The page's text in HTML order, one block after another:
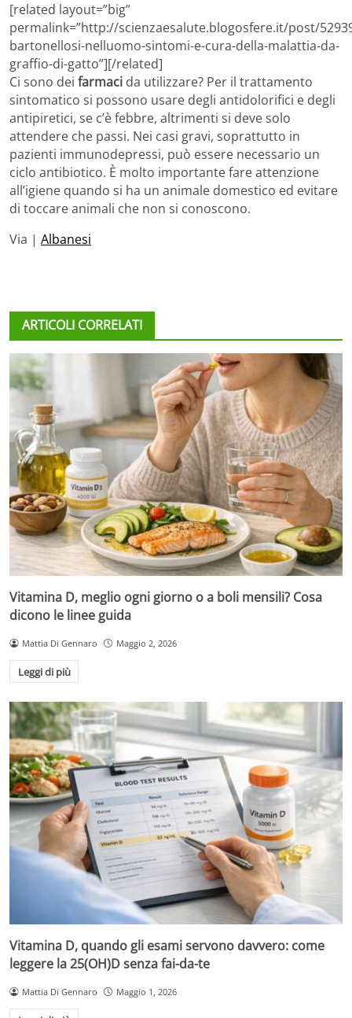
[related layout=”big”
permalink=”http://scienzaesalute.blogosfere.it/post/
bartonellosi-nelluomo-sintomi-e-cura-della-malattia-da-
graffio-di-gatto”][/related]
Ci sono dei farmaci da utilizzare? Per il trattamento
sintomatico si possono usare degli antidolorifici e degli
antipiretici, se c’è febbre, altrimenti si deve solo
attendere che passi. Nei casi gravi, soprattutto in
pazienti immunodepressi, può essere necessario un
ciclo antibiotico. È molto importante fare attenzione
all’igiene quando si ha un animale domestico ed evitare
di toccare animali che non si conoscono.
Via | Albanesi
ARTICOLI CORRELATI
Vitamina D, meglio ogni giorno o a boli mensili? Cosa
dicono le linee guida
Mattia Di Gennaro Maggio 2, 2026
Leggi di più
Vitamina D, quando gli esami servono davvero: come
leggere la 25(OH)D senza fai-da-te
Mattia Di Gennaro Maggio 1, 2026